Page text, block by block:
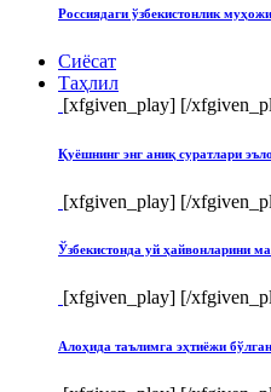
Россиядаги ўзбекистонлик
Сиёсат
Таҳлил
[xfgiven_play] [/
Қуёшнинг энг аниқ суратлари
[xfgiven_play] [/
Ўзбекистонда уй ҳайвонларини
[xfgiven_play] [/
Алоҳида таълимга эҳтиёжи